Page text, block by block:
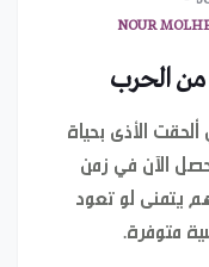
NOUR
من الحرب
الأذى بحياة
الآن في زمن
يتمنى لو تعود
متوفرة.
يحمل اسم